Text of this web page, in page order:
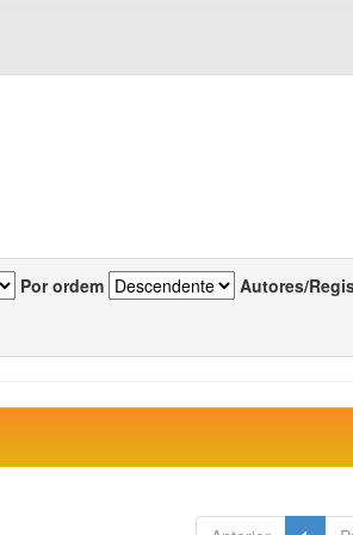
Por ordem Autores/